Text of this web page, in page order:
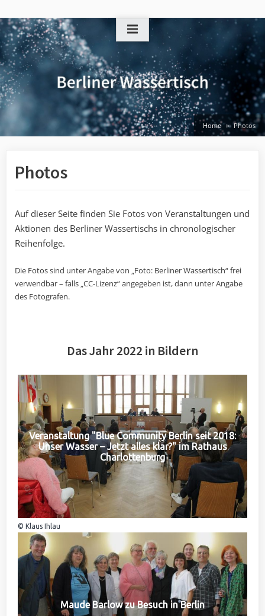
to
content
Home Photos
Photos
Auf dieser Seite finden Sie Fotos von Veranstaltungen und
Aktionen des Berliner Wassertischs in chronologischer
Reihenfolge.
Die Fotos sind unter Angabe von „Foto: Berliner Wassertisch“ frei
verwendbar – falls „CC-Lizenz“ angegeben ist, dann unter Angabe
des Fotografen.
Das Jahr 2022 in Bildern
Veranstaltung "Blue Community Berlin seit 2018:
Unser Wasser – Jetzt alles klar?" im Rathaus
Charlottenburg
© Klaus Ihlau
Maude Barlow zu Besuch in Berlin